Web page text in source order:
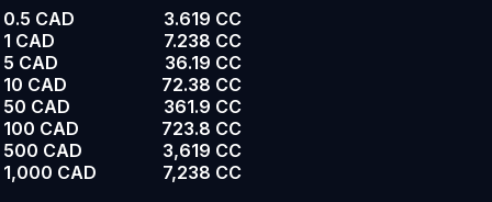
0.5 CAD
3.619 CC
1 CAD
7.238 CC
5 CAD
36.19 CC
10 CAD
72.38 CC
50 CAD
361.9 CC
100 CAD
723.8 CC
500 CAD
3,619 CC
1,000 CAD
7,238 CC